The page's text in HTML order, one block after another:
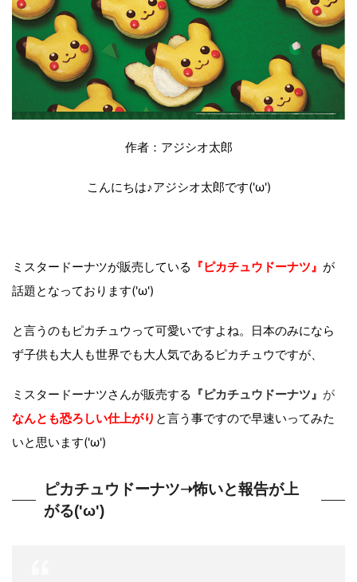
作者：アジシオ太郎
こんにちは♪アジシオ太郎です('ω')
ミスタードーナツが販売している 『ピカチュウドーナツ』 が
話題となっております('ω')
と言うのもピカチュウって可愛いですよね。日本のみになら
ず子供も大人も世界でも大人気であるピカチュウですが、
ミスタードーナツさんが販売する 『ピカチュウドーナツ』 が
なんとも恐ろしい仕上がり と言う事ですので早速いってみた
いと思います('ω')
ピカチュウドーナツ➝怖いと報告が上
がる('ω')